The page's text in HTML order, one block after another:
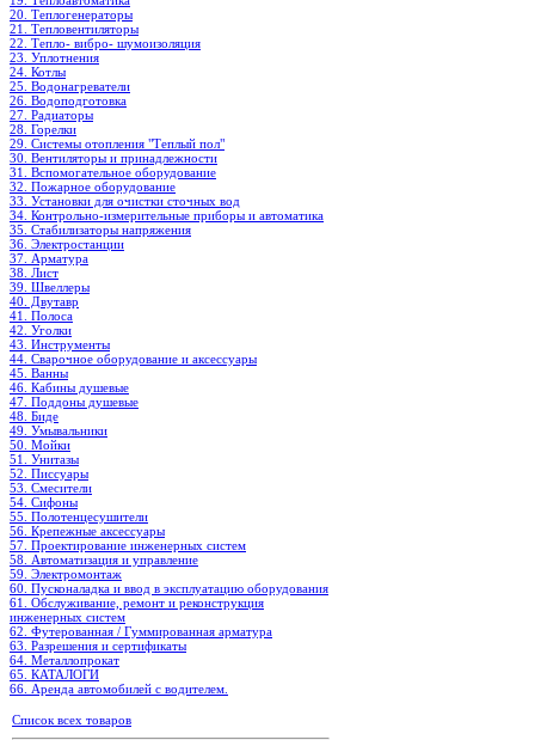
20. Теплогенераторы
21. Тепловентиляторы
22. Тепло- вибро- шумоизоляция
23. Уплотнения
24. Котлы
25. Водонагреватели
26. Водоподготовка
27. Радиаторы
28. Горелки
29. Системы отопления "Теплый пол"
30. Вентиляторы и принадлежности
31. Вспомогательное оборудование
32. Пожарное оборудование
33. Установки для очистки сточных вод
34. Контрольно-измерительные приборы и автоматика
35. Стабилизаторы напряжения
36. Электростанции
37. Арматура
38. Лист
39. Швеллеры
40. Двутавр
41. Полоса
42. Уголки
43. Инструменты
44. Сварочное оборудование и аксессуары
45. Ванны
46. Кабины душевые
47. Поддоны душевые
48. Биде
49. Умывальники
50. Мойки
51. Унитазы
52. Писсуары
53. Смесители
54. Сифоны
55. Полотенцесушители
56. Крепежные аксессуары
57. Проектирование инженерных систем
58. Автоматизация и управление
59. Электромонтаж
60. Пусконаладка и ввод в эксплуатацию оборудования
61. Обслуживание, ремонт и реконструкция
инженерных систем
62. Футерованная / Гуммированная арматура
63. Разрешения и сертификаты
64. Металлопрокат
65. КАТАЛОГИ
66. Аренда автомобилей с водителем.
Список всех товаров